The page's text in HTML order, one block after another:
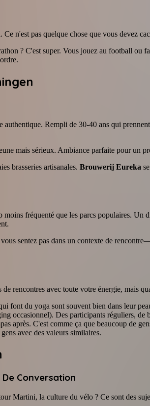
n'est pas quelque chose que vous devez
? C'est super. Vous jouez au football ou
Rempli de 30-40 ans qui
mais sérieux. Ambiance parfaite pour un
brasseries artisanales. Brouwerij Eureka
moins fréquenté que les parcs populaires.
sentez pas dans un contexte de
de rencontres avec toute votre énergie, mais
font du yoga sont souvent bien dans leur
occasionnel). Des participants réguliers, de
après. C'est comme ça que beaucoup de
avec des valeurs similaires.
De Conversation
Martini, la culture du vélo ? Ce sont des